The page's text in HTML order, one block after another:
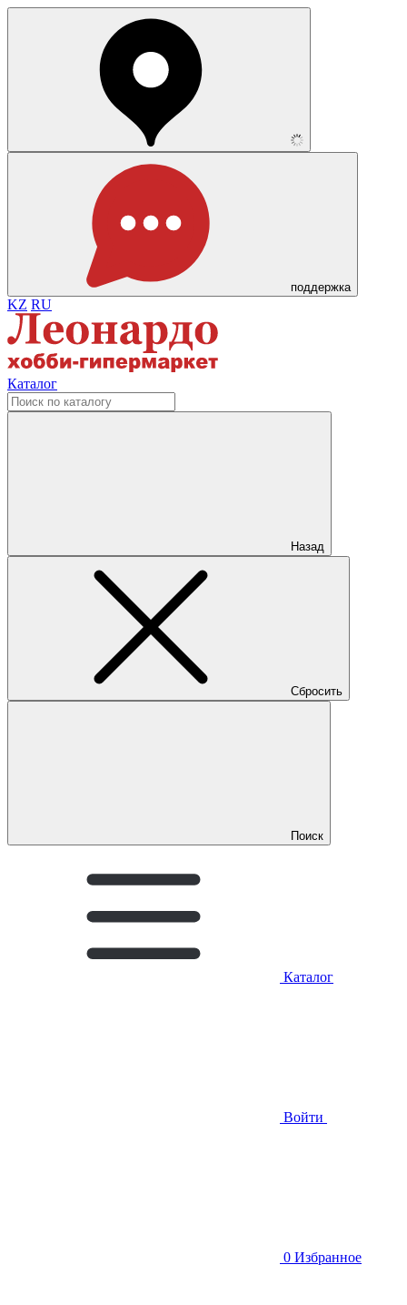
поддержка
KZ RU
Каталог
Назад
Сбросить
Поиск
Каталог
Войти
0 Избранное